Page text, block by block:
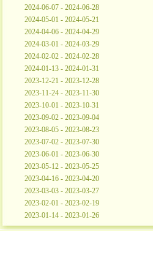
2024-06-07 - 2024-06-28
2024-05-01 - 2024-05-21
2024-04-06 - 2024-04-29
2024-03-01 - 2024-03-29
2024-02-02 - 2024-02-28
2024-01-13 - 2024-01-31
2023-12-21 - 2023-12-28
2023-11-24 - 2023-11-30
2023-10-01 - 2023-10-31
2023-09-02 - 2023-09-04
2023-08-05 - 2023-08-23
2023-07-02 - 2023-07-30
2023-06-01 - 2023-06-30
2023-05-12 - 2023-05-25
2023-04-16 - 2023-04-20
2023-03-03 - 2023-03-27
2023-02-01 - 2023-02-19
2023-01-14 - 2023-01-26